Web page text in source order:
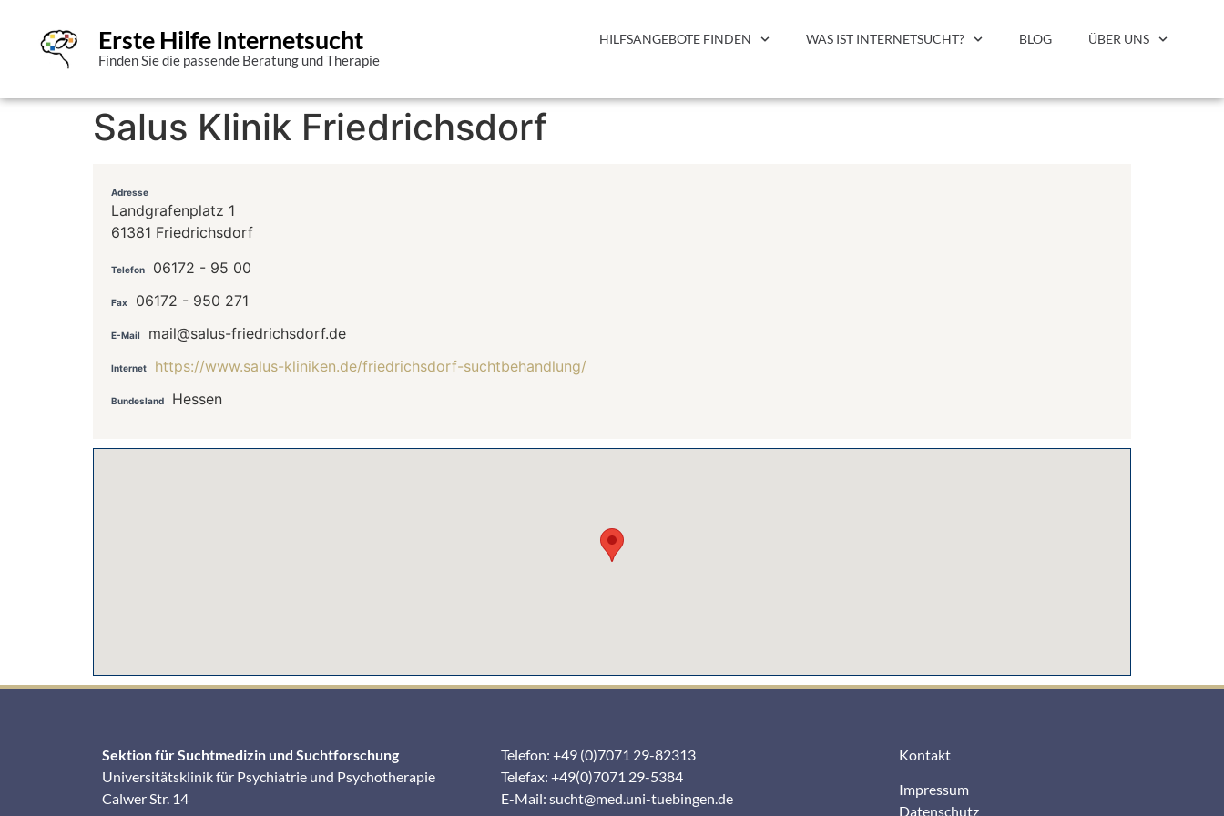
Erste Hilfe Internetsucht
Finden Sie die passende Beratung und Therapie
HILFSANGEBOTE FINDEN WAS IST INTERNETSUCHT? BLOG ÜBER UNS
Salus Klinik Friedrichsdorf
Adresse
Landgrafenplatz 1
61381 Friedrichsdorf
Telefon 06172 - 95 00
Fax 06172 - 950 271
E-Mail mail@salus-friedrichsdorf.de
Internet https://www.salus-kliniken.de/friedrichsdorf-suchtbehandlung/
Bundesland Hessen
Sektion für Suchtmedizin und Suchtforschung
Universitätsklinik für Psychiatrie und Psychotherapie
Calwer Str. 14
Telefon: +49 (0)7071 29-82313
Telefax: +49(0)7071 29-5384
E-Mail: sucht@med.uni-tuebingen.de
Kontakt
Impressum
Datenschutz